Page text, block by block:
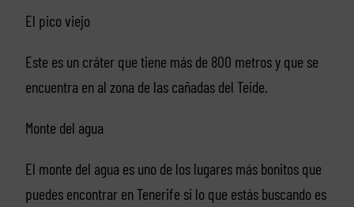
El pico viejo
Este es un cráter que tiene más de 800 metros y que se
encuentra en al zona de las cañadas del Teide.
Monte del agua
El monte del agua es uno de los lugares más bonitos que
puedes encontrar en Tenerife si lo que estás buscando es